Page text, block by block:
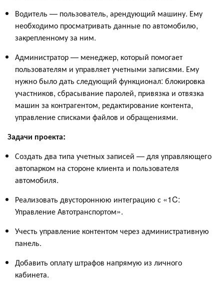
Водитель — пользователь, арендующий машину. Ему
необходимо просматривать данные по автомобилю,
закрепленному за ним.
Администратор — менеджер, который помогает
пользователям и управляет учетными записями. Ему
нужно было дать следующий функционал: блокировка
участников, сбрасывание паролей, привязка и отвязка
машин за контрагентом, редактирование контента,
управление списками файлов и обращениями.
Задачи проекта:
Создать два типа учетных записей — для управляющего
автопарком на стороне клиента и пользователя
автомобиля.
Реализовать двустороннюю интеграцию с «1C:
Управление Автотранспортом».
Учесть управление контентом через административную
панель.
Добавить оплату штрафов напрямую из личного
кабинета.